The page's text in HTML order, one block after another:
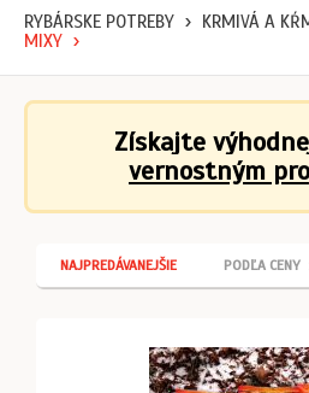
RYBÁRSKE POTREBY KRMIVÁ A
MIXY
Získajte
vernostným
NAJPREDÁVANEJŠIE PODĽA CENY